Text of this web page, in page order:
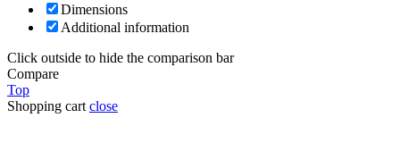
Dimensions
Additional information
Click outside to hide the comparison bar
Compare
Top
Shopping cart close